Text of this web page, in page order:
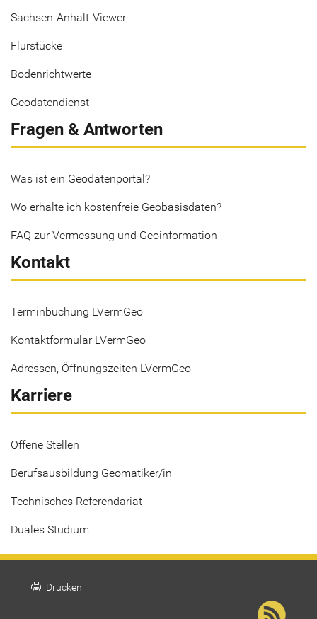
Sachsen-Anhalt-Viewer
Flurstücke
Bodenrichtwerte
Geodatendienst
Fragen & Antworten
Was ist ein Geodatenportal?
Wo erhalte ich kostenfreie Geobasisdaten?
FAQ zur Vermessung und Geoinformation
Kontakt
Terminbuchung LVermGeo
Kontaktformular LVermGeo
Adressen, Öffnungszeiten LVermGeo
Karriere
Offene Stellen
Berufsausbildung Geomatiker/in
Technisches Referendariat
Duales Studium
print Drucken